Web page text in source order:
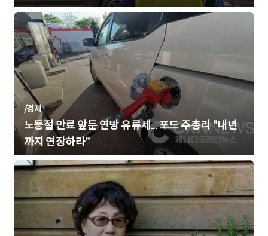
/경제
노동절 만료 앞둔 연방 유류세... 포드 주총리 "내년
까지 연장하라"